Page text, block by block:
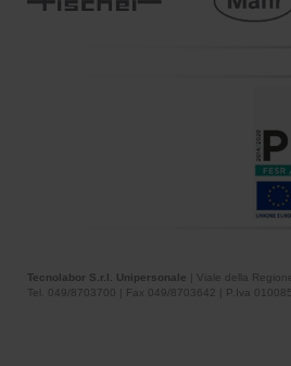
Tecnolabor S.r.l. Unipersonale | Viale della
Tel. 049/8703700 | Fax 049/8703642 | P.Iva